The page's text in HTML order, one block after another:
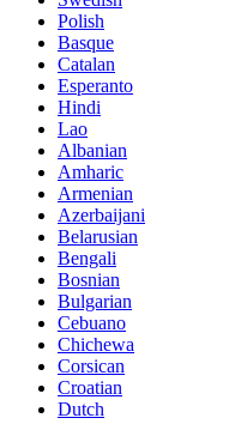
Polish
Basque
Catalan
Esperanto
Hindi
Lao
Albanian
Amharic
Armenian
Azerbaijani
Belarusian
Bengali
Bosnian
Bulgarian
Cebuano
Chichewa
Corsican
Croatian
Dutch